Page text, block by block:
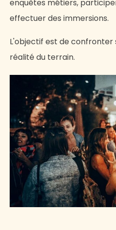
enquêtes métiers,
effectuer des immersions.
L'objectif est de confronter
réalité du terrain.